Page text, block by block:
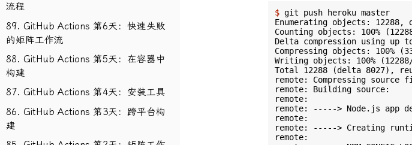
流程
89. GitHub Actions 第6天：快速失败
的矩阵工作流
88. GitHub Actions 第5天：在容器中
构建
87. GitHub Actions 第4天：安装工具
86. GitHub Actions 第3天：跨平台构
建
$ git push heroku master
Enumerating objects: 12288,
Counting objects: 100%
Delta compression using up
Compressing objects: 100%
Writing objects: 100%
Total 12288 (delta 8027),
remote: Compressing
remote: Building source:
remote:
remote: -----> Node.js app
remote:
remote: -----> Creating
remote: